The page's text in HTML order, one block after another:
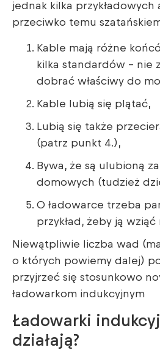
jednak kilka
przeciwko temu
Kable mają różne
kilka standardów – nie
dobrać właściwy do
Kable lubią się plątać,
Lubią się także
(patrz punkt 4.),
Bywa, że są ulubioną
domowych (tudzież
O ładowarce trzeba
przykład, żeby ją wziąć
Niewątpliwie liczba wad
o których powiemy dalej)
przyjrzeć się stosunkowo
ładowarkom indukcyjnym
Ładowarki
działają?